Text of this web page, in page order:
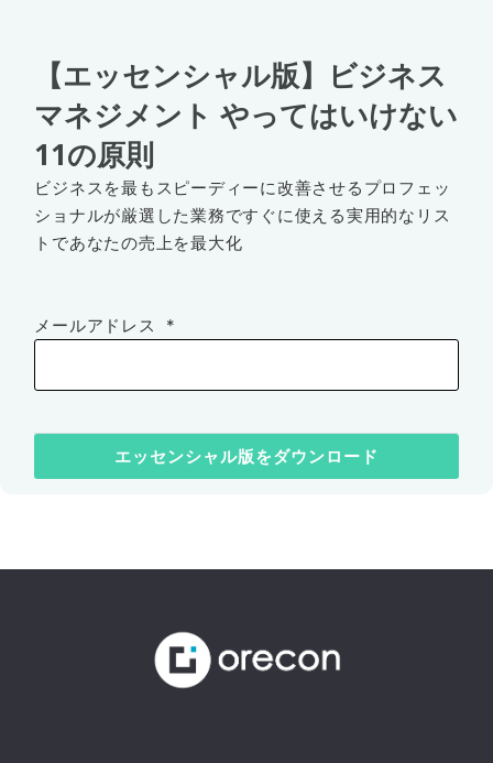
【エッセンシャル版】ビジネス
マネジメント やってはいけない
11の原則
ビジネスを最もスピーディーに改善させるプロフェッ
ショナルが厳選した業務ですぐに使える実用的なリス
トであなたの売上を最大化
メールアドレス *